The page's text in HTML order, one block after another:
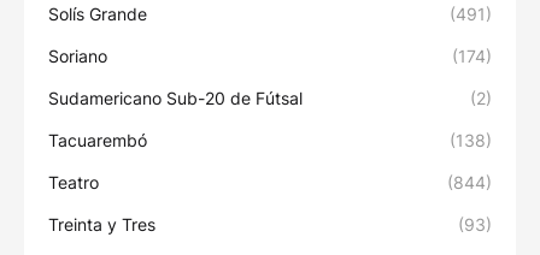
Solís Grande (491)
Soriano (174)
Sudamericano Sub-20 de Fútsal (2)
Tacuarembó (138)
Teatro (844)
Treinta y Tres (93)